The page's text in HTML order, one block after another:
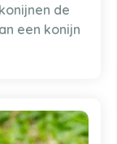
de
een konijn